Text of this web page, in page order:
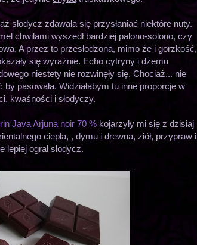
słodycz zdawała się przysłaniać niektóre nuty.
chwilami wyszedł bardziej palono-solono, czy
A przez to przesłodzona, mimo że i gorzkość,
się wyraźnie. Echo cytryny i dżemu
niestety nie rozwinęły się. Chociaż... nie
pasowała. Widziałabym tu inne proporcje w
kwaśności i słodyczy.
Java Arjuna noir 70 %kojarzyły mi się z dzisiaj
ciepła, , dymu i drewna, ziół, przypraw i
lepiej ograł słodycz.